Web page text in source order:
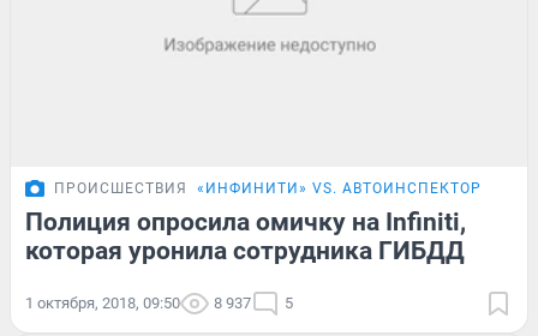
ПРОИСШЕСТВИЯ «ИНФИНИТИ» VS. АВТОИНСПЕКТОР
Полиция опросила омичку на Infiniti,
которая уронила сотрудника ГИБДД
1 октября, 2018, 09:50 8 937 5